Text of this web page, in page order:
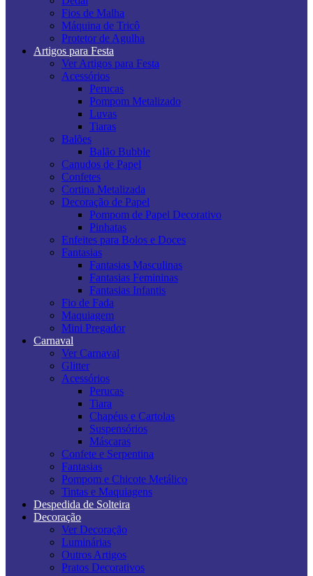
Fios de Malha
Máquina de Tricô
Protetor de Agulha
Artigos para Festa
Ver Artigos para Festa
Acessórios
Perucas
Pompom Metalizado
Luvas
Tiaras
Balões
Balão Bubble
Canudos de Papel
Confetes
Cortina Metalizada
Decoração de Papel
Pompom de Papel Decorativo
Pinhatas
Enfeites para Bolos e Doces
Fantasias
Fantasias Masculinas
Fantasias Femininas
Fantasias Infantis
Fio de Fada
Maquiagem
Mini Pregador
Carnaval
Ver Carnaval
Glitter
Acessórios
Perucas
Tiara
Chapéus e Cartolas
Suspensórios
Máscaras
Confete e Serpentina
Fantasias
Pompom e Chicote Metálico
Tintas e Maquiagens
Despedida de Solteira
Decoração
Ver Decoração
Luminárias
Outros Artigos
Pratos Decorativos